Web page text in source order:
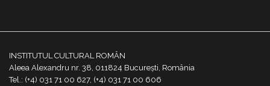
INSTITUTUL CULTURAL ROMÂN
Aleea Alexandru nr. 38, 011824 București, România
Tel.: (+4) 031 71 00 627, (+4) 031 71 00 606